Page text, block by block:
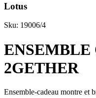
Lotus
Sku: 19006/4
ENSEMBLE
2GETHER
Ensemble-cadeau montre et